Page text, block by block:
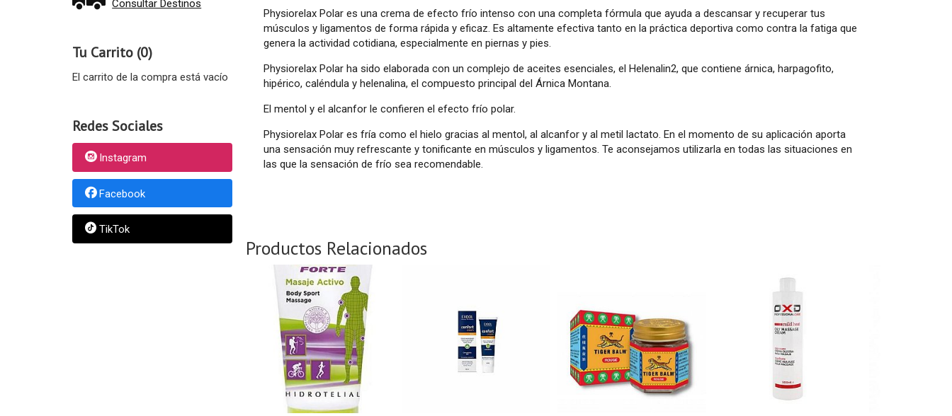
Consultar Destinos
Tu Carrito (0)
El carrito de la compra está vacío
Redes Sociales
Instagram
Facebook
TikTok
Physiorelax Polar es una crema de efecto frío intenso con una completa fórmula que ayuda a descansar y recuperar tus
músculos y ligamentos de forma rápida y eficaz. Es altamente efectiva tanto en la práctica deportiva como contra la fatiga que
genera la actividad cotidiana, especialmente en piernas y pies.
Physiorelax Polar ha sido elaborada con un complejo de aceites esenciales, el Helenalin2, que contiene árnica, harpagofito,
hipérico, caléndula y helenalina, el compuesto principal del Árnica Montana.
El mentol y el alcanfor le confieren el efecto frío polar.
Physiorelax Polar es fría como el hielo gracias al mentol, al alcanfor y al metil lactato. En el momento de su aplicación aporta
una sensación muy refrescante y tonificante en músculos y ligamentos. Te aconsejamos utilizarla en todas las situaciones en
las que la sensación de frío sea recomendable.
Productos Relacionados